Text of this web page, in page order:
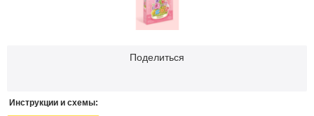
Поделиться
Инструкции и схемы: